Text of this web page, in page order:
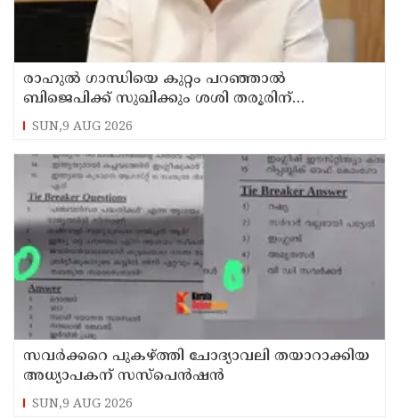
രാഹുല്‍ ഗാന്ധിയെ കുറ്റം പറഞ്ഞാല്‍
ബിജെപിക്ക് സുഖിക്കും ശശി തരൂരിന്
മറുപടിയുമായി കെ സി വേണുഗോപാല്‍
SUN,9 AUG 2026
സവര്‍ക്കറെ പുകഴ്ത്തി ചോദ്യാവലി തയാറാക്കിയ
അധ്യാപകന് സസ്‌പെന്‍ഷന്‍
SUN,9 AUG 2026